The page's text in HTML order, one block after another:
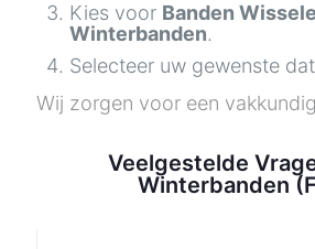
Kies voor Banden
Winterbanden.
Selecteer uw gewenste
Wij zorgen voor een
Veelgestelde
Winterbanden